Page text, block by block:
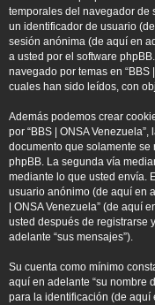
temporales del navegador de
un identificador de usuario
sesión anónima (de aquí en
a usted por el software
navegado por temas en “BBS
cuales han sido leídos, con
Además podemos crear
por “BBS | ONSA
documento que solamente
phpBB. La segunda vía
mediante lo que usted envía.
usuario anónimo (de aquí en
| ONSA Venezuela” (de aquí
usted después de registrarse
adelante “sus mensajes”).
Su cuenta como mínimo
aquí en adelante “su nombre
para la identificación (de aquí